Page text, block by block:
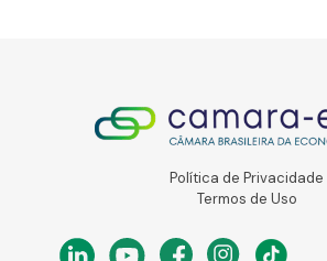
Política de Privacidade
Termos de Uso